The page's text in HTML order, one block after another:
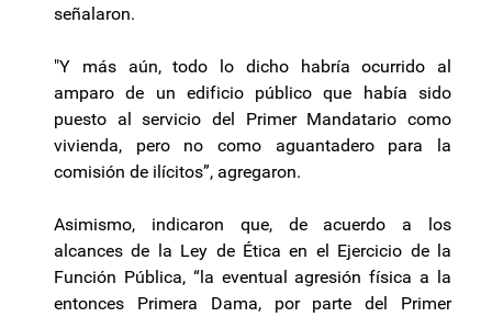
señalaron.
"Y más aún, todo lo dicho habría ocurrido al
amparo de un edificio público que había sido
puesto al servicio del Primer Mandatario como
vivienda, pero no como aguantadero para la
comisión de ilícitos”, agregaron.
Asimismo, indicaron que, de acuerdo a los
alcances de la Ley de Ética en el Ejercicio de la
Función Pública, “la eventual agresión física a la
entonces Primera Dama, por parte del Primer